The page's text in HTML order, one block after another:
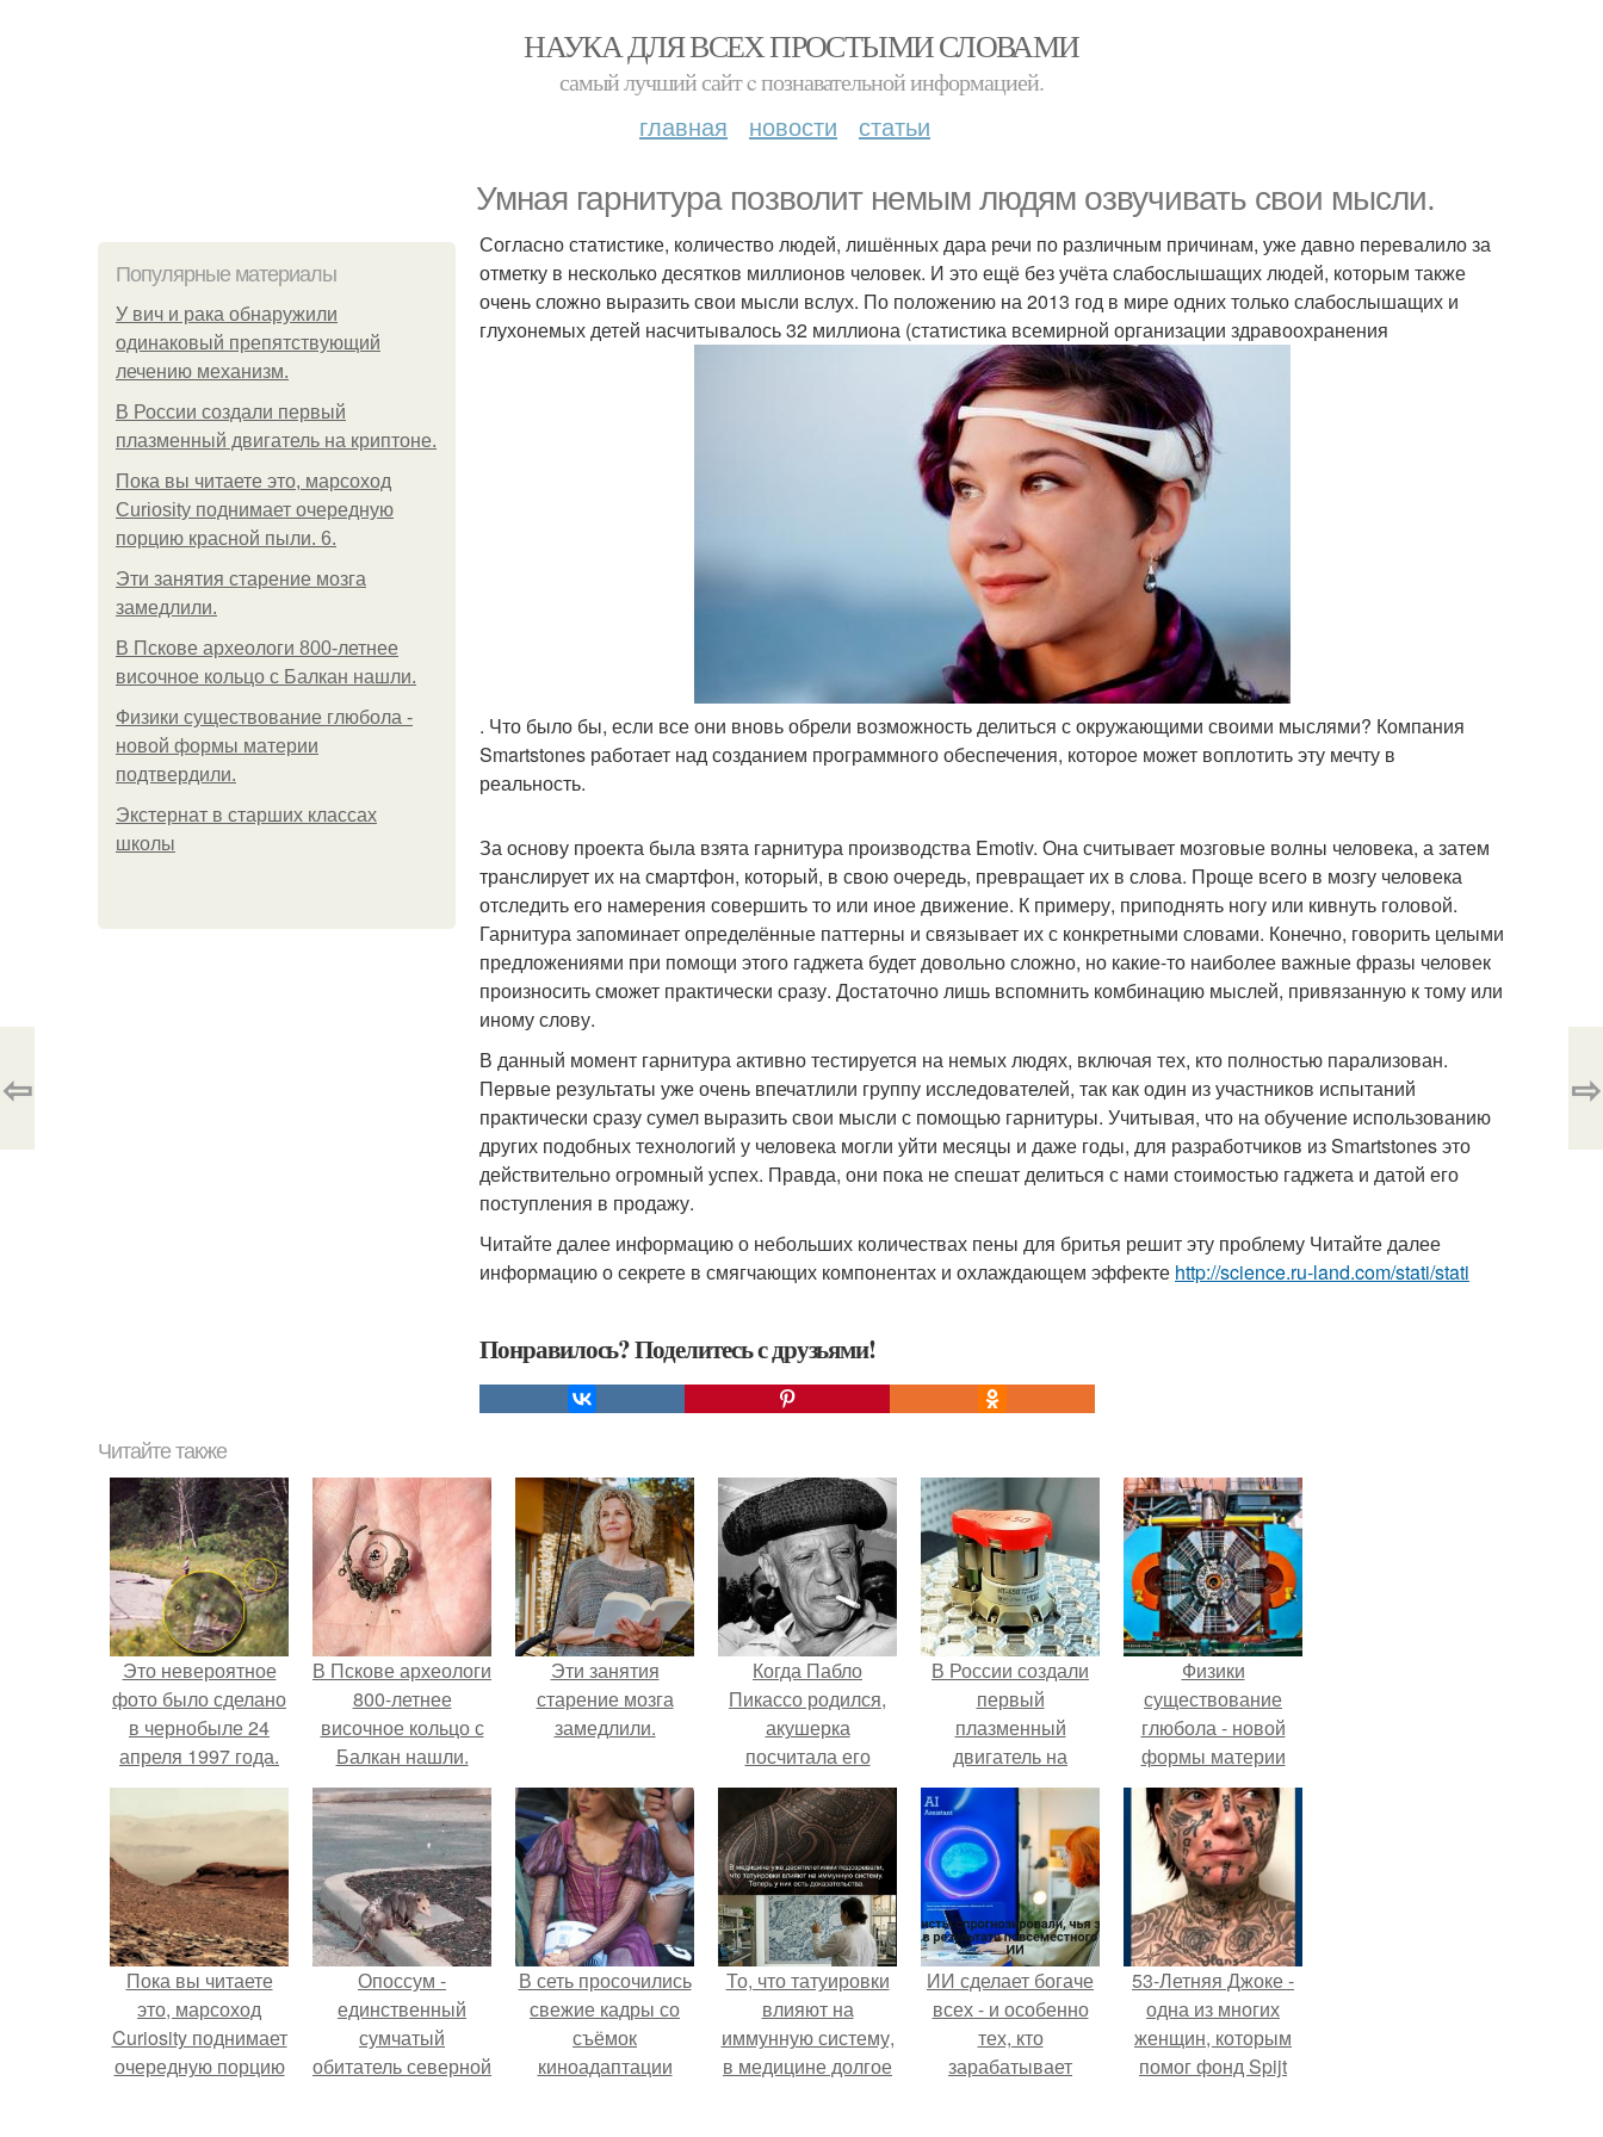
НАУКА ДЛЯ ВСЕХ ПРОСТЫМИ СЛОВАМИ
самый лучший сайт c познавательной информацией.
главная новости статьи
Умная гарнитура позволит немым людям озвучивать свои мысли.
Популярные материалы
У вич и рака обнаружили
одинаковый препятствующий
лечению механизм.
В России создали первый
плазменный двигатель на криптоне.
Пока вы читаете это, марсоход
Curiosity поднимает очередную
порцию красной пыли. 6.
Эти занятия старение мозга
замедлили.
В Пскове археологи 800-летнее
височное кольцо с Балкан нашли.
Физики существование глюбола -
новой формы материи
подтвердили.
Экстернат в старших классах
школы
Согласно статистике, количество людей, лишённых дара речи по различным причинам, уже давно перевалило за
отметку в несколько десятков миллионов человек. И это ещё без учёта слабослышащих людей, которым также
очень сложно выразить свои мысли вслух. По положению на 2013 год в мире одних только слабослышащих и
глухонемых детей насчитывалось 32 миллиона (статистика всемирной организации здравоохранения
. Что было бы, если все они вновь обрели возможность делиться с окружающими своими мыслями? Компания
Smartstones работает над созданием программного обеспечения, которое может воплотить эту мечту в
реальность.
За основу проекта была взята гарнитура производства Emotiv. Она считывает мозговые волны человека, а затем
транслирует их на смартфон, который, в свою очередь, превращает их в слова. Проще всего в мозгу человека
отследить его намерения совершить то или иное движение. К примеру, приподнять ногу или кивнуть головой.
Гарнитура запоминает определённые паттерны и связывает их с конкретными словами. Конечно, говорить целыми
предложениями при помощи этого гаджета будет довольно сложно, но какие-то наиболее важные фразы человек
произносить сможет практически сразу. Достаточно лишь вспомнить комбинацию мыслей, привязанную к тому или
иному слову.
В данный момент гарнитура активно тестируется на немых людях, включая тех, кто полностью парализован.
Первые результаты уже очень впечатлили группу исследователей, так как один из участников испытаний
практически сразу сумел выразить свои мысли с помощью гарнитуры. Учитывая, что на обучение использованию
других подобных технологий у человека могли уйти месяцы и даже годы, для разработчиков из Smartstones это
действительно огромный успех. Правда, они пока не спешат делиться с нами стоимостью гаджета и датой его
поступления в продажу.
Читайте далее информацию о небольших количествах пены для бритья решит эту проблему Читайте далее
информацию о секрете в смягчающих компонентах и охлаждающем эффекте http://science.ru-land.com/stati/stati
Понравилось? Поделитесь с друзьями!
⇦ ⇨
Читайте также
Это невероятное
фото было сделано
в чернобыле 24
апреля 1997 года.
В Пскове археологи
800-летнее
височное кольцо с
Балкан нашли.
Эти занятия
старение мозга
замедлили.
Когда Пабло
Пикассо родился,
акушерка
посчитала его
мертворожденным.
В России создали
первый
плазменный
двигатель на
криптоне.
Физики
существование
глюбола - новой
формы материи
подтвердили.
Пока вы читаете
это, марсоход
Curiosity поднимает
очередную порцию
Опоссум -
единственный
сумчатый
обитатель северной
В сеть просочились
свежие кадры со
съёмок
киноадаптации
То, что татуировки
влияют на
иммунную систему,
в медицине долгое
ИИ сделает богаче
всех - и особенно
тех, кто
зарабатывает
53-Летняя Джоке -
одна из многих
женщин, которым
помог фонд Spijt